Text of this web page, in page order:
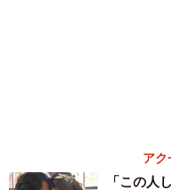
アク
「この人